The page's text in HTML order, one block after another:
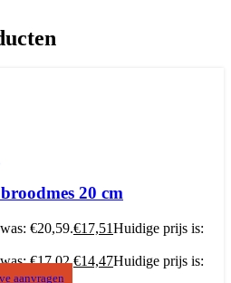
20 cm
€20,59.€17,51Huidige prijs is:
€17,02.€14,47Huidige prijs is:
aanvragen